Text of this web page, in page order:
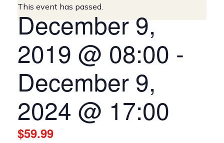
This event has passed.
December 9,
2019 @ 08:00 -
December 9,
2024 @ 17:00
$59.99